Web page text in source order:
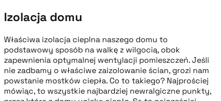
Izolacja domu
Właściwa izolacja cieplna naszego domu to
podstawowy sposób na walkę z wilgocią, obok
zapewnienia optymalnej wentylacji pomieszczeń. Jeśli
nie zadbamy o właściwe zaizolowanie ścian, grozi nam
powstanie mostków ciepła. Co to takiego? Najprościej
mówiąc, to wszystkie najbardziej newralgiczne punkty,